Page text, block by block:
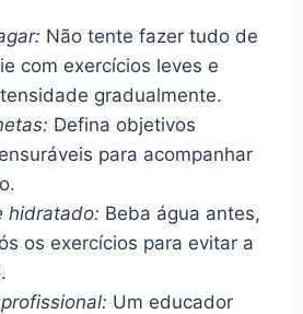
Não tente fazer tudo de
com exercícios leves e
gradualmente.
Defina objetivos
para acompanhar
hidratado: Beba água antes,
os exercícios para evitar a
Um educador